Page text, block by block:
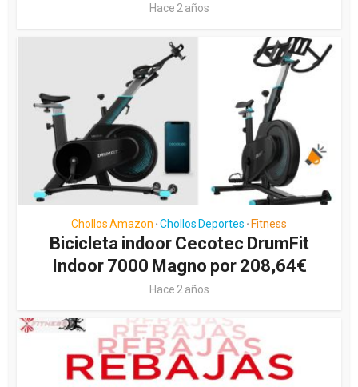
Hace 2 años
Chollos Amazon • Chollos Deportes • Fitness
Bicicleta indoor Cecotec DrumFit
Indoor 7000 Magno por 208,64€
Hace 2 años